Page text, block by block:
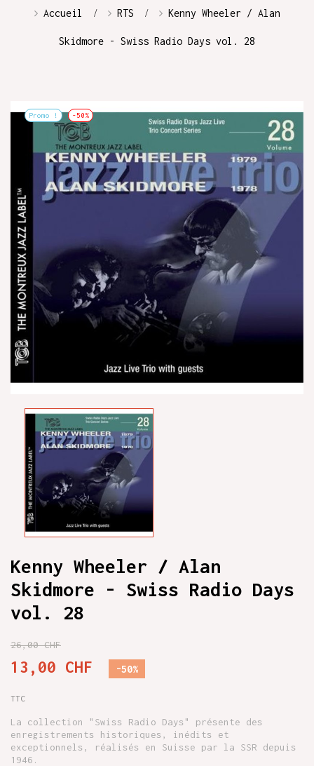
Accueil RTS Kenny Wheeler / Alan
Skidmore - Swiss Radio Days vol. 28
Promo ! -50%
Kenny Wheeler / Alan
Skidmore - Swiss Radio Days
vol. 28
26,00 CHF
13,00 CHF -50%
TTC
La collection "Swiss Radio Days" présente des
enregistrements historiques, inédits et
exceptionnels, réalisés en Suisse par la SSR depuis
1946.